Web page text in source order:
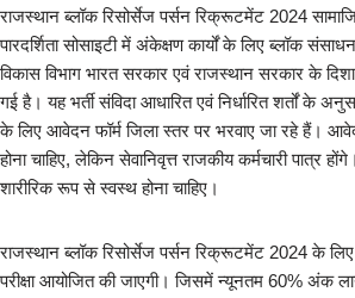
राजस्थान ब्लॉक रिसोर्सेज पर्सन रिक्रूटमेंट 2024
पारदर्शिता सोसाइटी में अंकेक्षण कार्यों के लिए ब्लॉक
विकास विभाग भारत सरकार एवं राजस्थान सरकार के
गई है। यह भर्ती संविदा आधारित एवं निर्धारित शर्तों के
के लिए आवेदन फॉर्म जिला स्तर पर भरवाए जा रहे हैं।
होना चाहिए, लेकिन सेवानिवृत्त राजकीय कर्मचारी पात्र
शारीरिक रूप से स्वस्थ होना चाहिए।
राजस्थान ब्लॉक रिसोर्सेज पर्सन रिक्रूटमेंट 2024 के
परीक्षा आयोजित की जाएगी। जिसमें न्यूनतम 60% अंक